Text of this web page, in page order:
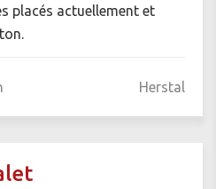
placés actuellement et
Herstal